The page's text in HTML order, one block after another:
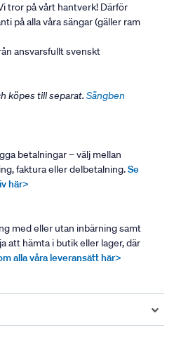
tror på vårt hantverk! Därför
på alla våra sängar (gäller ram
ansvarsfullt svenskt
köpes till separat. Sängben
betalningar – välj mellan
faktura eller delbetalning.Se
här>
med eller utan inbärning samt
att hämta i butik eller lager, där
alla våra leveransätt här>